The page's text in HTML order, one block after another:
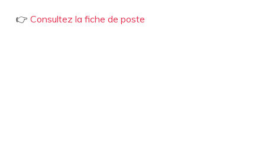
👉​ Consultez la fiche de poste